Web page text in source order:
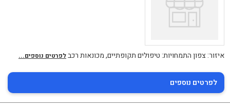
איזור: צפון התמחויות: טיפולים תקופתיים, מכונאות רכבלפרטים נוספים...
לפרטים נוספים